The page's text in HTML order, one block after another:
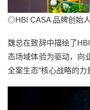
◎HBI CASA 品牌创始
魏总在致辞中描绘了
态场域体验为驱动，向
全案生态”核心战略的力